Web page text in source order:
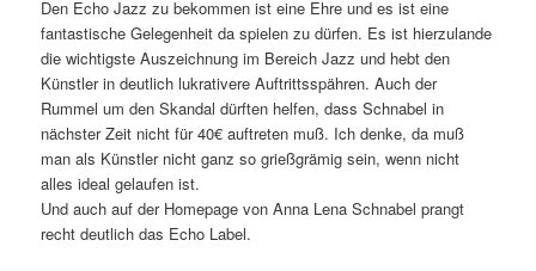
Den Echo Jazz zu bekommen ist eine Ehre und es ist eine
fantastische Gelegenheit da spielen zu dürfen. Es ist hierzulande
die wichtigste Auszeichnung im Bereich Jazz und hebt den
Künstler in deutlich lukrativere Auftrittsspähren. Auch der
Rummel um den Skandal dürften helfen, dass Schnabel in
nächster Zeit nicht für 40€ auftreten muß. Ich denke, da muß
man als Künstler nicht ganz so grießgrämig sein, wenn nicht
alles ideal gelaufen ist.
Und auch auf der Homepage von Anna Lena Schnabel prangt
recht deutlich das Echo Label.